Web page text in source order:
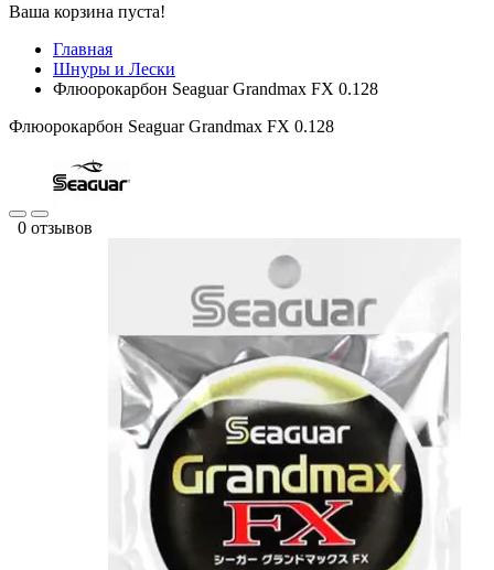
Ваша корзина пуста!
Главная
Шнуры и Лески
Флюорокарбон Seaguar Grandmax FX 0.128
Флюорокарбон Seaguar Grandmax FX 0.128
0 отзывов